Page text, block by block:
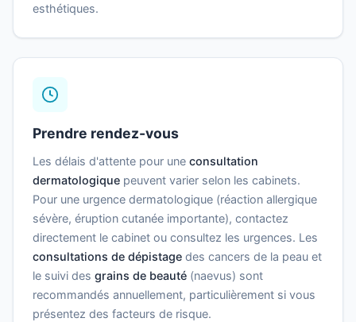
esthétiques.
Prendre rendez-vous
Les délais d'attente pour une consultation
dermatologique peuvent varier selon les cabinets.
Pour une urgence dermatologique (réaction allergique
sévère, éruption cutanée importante), contactez
directement le cabinet ou consultez les urgences. Les
consultations de dépistage des cancers de la peau et
le suivi des grains de beauté (naevus) sont
recommandés annuellement, particulièrement si vous
présentez des facteurs de risque.